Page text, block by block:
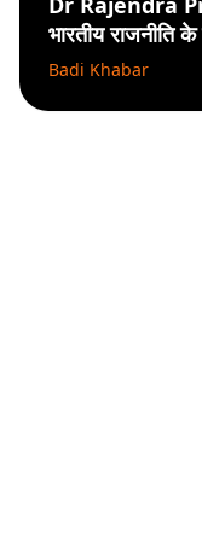
भारतीय राजनीति
कम नहीं होगी
Badi Khabar